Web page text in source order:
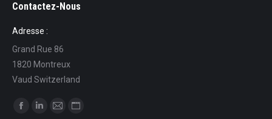
Contactez-Nous
Adresse :
Grand Rue 86
1820 Montreux
Vaud Switzerland
Ci puoi trovare su: